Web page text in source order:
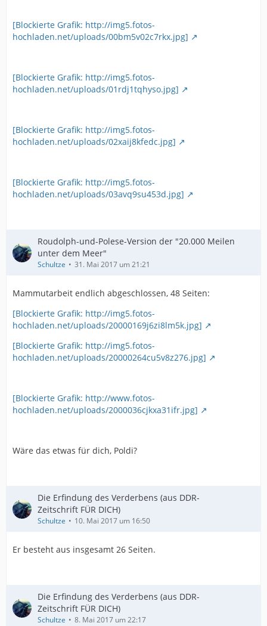
[Blockierte Grafik: http://img5.fotos-
hochladen.net/uploads/00bm5v02c7rkx.jpg]
[Blockierte Grafik: http://img5.fotos-
hochladen.net/uploads/01rdj1tqhyso.jpg]
[Blockierte Grafik: http://img5.fotos-
hochladen.net/uploads/02xaij8kfedc.jpg]
[Blockierte Grafik: http://img5.fotos-
hochladen.net/uploads/03avq9su453d.jpg]
Roudolph-und-Polese-Version der "20.000 Meilen
unter dem Meer"
Schultze 31. Mai 2017 um 21:21
Mammutarbeit endlich abgeschlossen, 48 Seiten:
[Blockierte Grafik: http://img5.fotos-
hochladen.net/uploads/20000169j6zi8lm5k.jpg]
[Blockierte Grafik: http://img5.fotos-
hochladen.net/uploads/20000264cu5v8z276.jpg]
[Blockierte Grafik: http://www.fotos-
hochladen.net/uploads/2000036cjkxa31ifr.jpg]
Wäre das etwas für dich, Poldi?
Die Erfindung des Verderbens (aus DDR-
Zeitschrift FÜR DICH)
Schultze 10. Mai 2017 um 16:50
Er besteht aus insgesamt 26 Seiten.
Die Erfindung des Verderbens (aus DDR-
Zeitschrift FÜR DICH)
Schultze 8. Mai 2017 um 22:17